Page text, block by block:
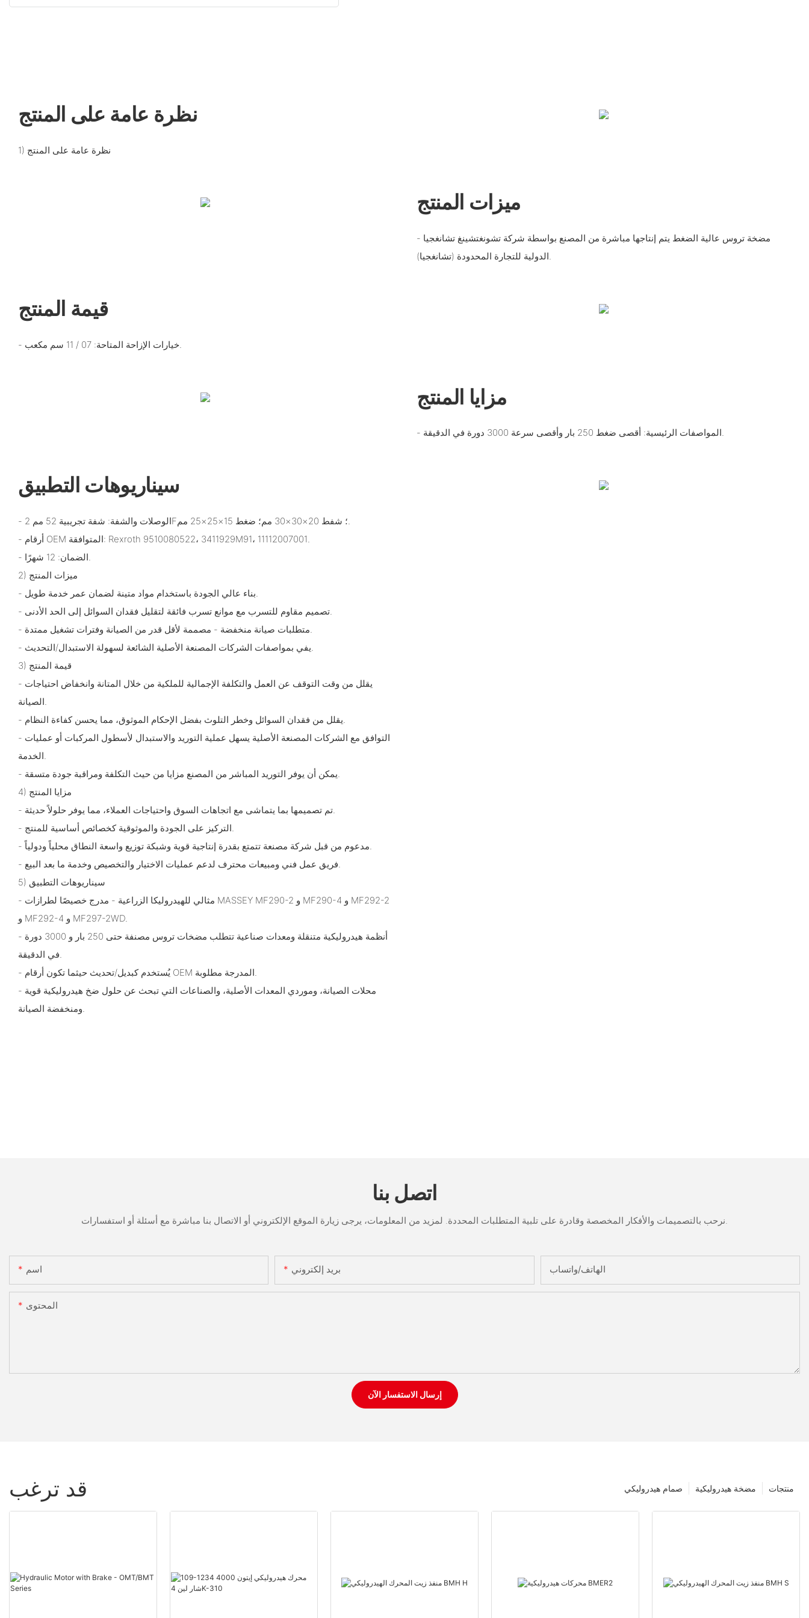
نظرة عامة على المنتج
1) نظرة عامة على المنتج
ميزات المنتج
- مضخة تروس عالية الضغط يتم إنتاجها مباشرة من المصنع بواسطة شركة تشونغتشينغ تشانغجيا
الدولية للتجارة المحدودة (تشانغجيا).
قيمة المنتج
- خيارات الإزاحة المتاحة: 07 / 11 سم مكعب.
مزايا المنتج
- المواصفات الرئيسية: أقصى ضغط 250 بار وأقصى سرعة 3000 دورة في الدقيقة.
سيناريوهات التطبيق
- الوصلات والشفة: شفة تجريبية 52 مم 2F؛ شفط 20×30×30 مم؛ ضغط 15×25×25 مم.
- أرقام OEM المتوافقة: Rexroth 9510080522، 3411929M91، 11112007001.
- الضمان: 12 شهرًا.
2) ميزات المنتج
- بناء عالي الجودة باستخدام مواد متينة لضمان عمر خدمة طويل.
- تصميم مقاوم للتسرب مع موانع تسرب فائقة لتقليل فقدان السوائل إلى الحد الأدنى.
- متطلبات صيانة منخفضة - مصممة لأقل قدر من الصيانة وفترات تشغيل ممتدة.
- يفي بمواصفات الشركات المصنعة الأصلية الشائعة لسهولة الاستبدال/التحديث.
3) قيمة المنتج
- يقلل من وقت التوقف عن العمل والتكلفة الإجمالية للملكية من خلال المتانة وانخفاض احتياجات
الصيانة.
- يقلل من فقدان السوائل وخطر التلوث بفضل الإحكام الموثوق، مما يحسن كفاءة النظام.
- التوافق مع الشركات المصنعة الأصلية يسهل عملية التوريد والاستبدال لأسطول المركبات أو عمليات
الخدمة.
- يمكن أن يوفر التوريد المباشر من المصنع مزايا من حيث التكلفة ومراقبة جودة متسقة.
4) مزايا المنتج
- تم تصميمها بما يتماشى مع اتجاهات السوق واحتياجات العملاء، مما يوفر حلولاً حديثة.
- التركيز على الجودة والموثوقية كخصائص أساسية للمنتج.
- مدعوم من قبل شركة مصنعة تتمتع بقدرة إنتاجية قوية وشبكة توزيع واسعة النطاق محلياً ودولياً.
- فريق عمل فني ومبيعات محترف لدعم عمليات الاختيار والتخصيص وخدمة ما بعد البيع.
5) سيناريوهات التطبيق
- مثالي للهيدروليكا الزراعية - مدرج خصيصًا لطرازات MASSEY MF290-2 و MF290-4 و MF292-2
و MF292-4 و MF297-2WD.
- أنظمة هيدروليكية متنقلة ومعدات صناعية تتطلب مضخات تروس مصنفة حتى 250 بار و 3000 دورة
في الدقيقة.
- يُستخدم كبديل/تحديث حيثما تكون أرقام OEM المدرجة مطلوبة.
- محلات الصيانة، وموردي المعدات الأصلية، والصناعات التي تبحث عن حلول ضخ هيدروليكية قوية
ومنخفضة الصيانة.
اتصل بنا
اسم بريد إلكتروني الهاتف/واتساب
المحتوى
إرسال الاستفسار الآن
قد ترغب منتجات مضخة هيدروليكية صمام هيدروليكي